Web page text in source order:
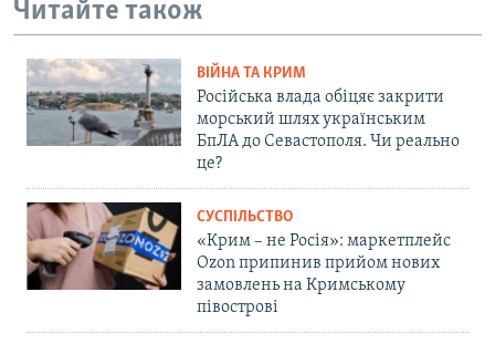
Читайте також
ВІЙНА ТА КРИМ
Російська влада обіцяє закрити
морський шлях українським
БпЛА до Севастополя. Чи реально
це?
СУСПІЛЬСТВО
«Крим – не Росія»: маркетплейс
Ozon припинив прийом нових
замовлень на Кримському
півострові